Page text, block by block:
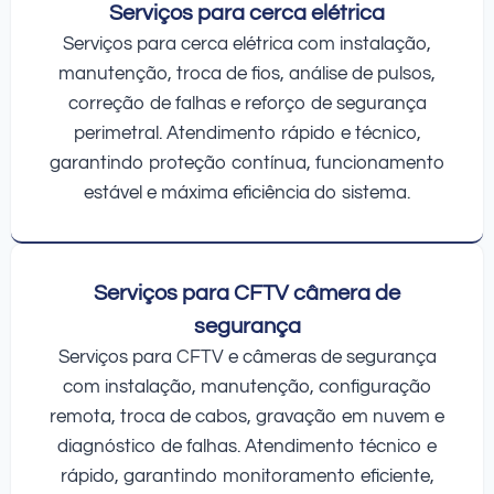
Serviços para cerca elétrica
Serviços para cerca elétrica com instalação,
manutenção, troca de fios, análise de pulsos,
correção de falhas e reforço de segurança
perimetral. Atendimento rápido e técnico,
garantindo proteção contínua, funcionamento
estável e máxima eficiência do sistema.
Serviços para CFTV câmera de
segurança
Serviços para CFTV e câmeras de segurança
com instalação, manutenção, configuração
remota, troca de cabos, gravação em nuvem e
diagnóstico de falhas. Atendimento técnico e
rápido, garantindo monitoramento eficiente,